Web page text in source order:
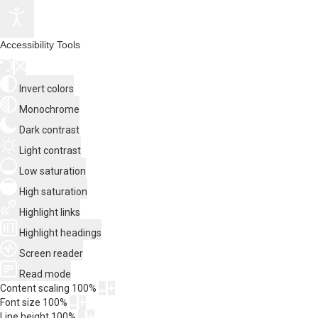
Accessibility Tools
Invert colors
Monochrome
Dark contrast
Light contrast
Low saturation
High saturation
Highlight links
Highlight headings
Screen reader
Read mode
Content scaling 100%
Font size 100%